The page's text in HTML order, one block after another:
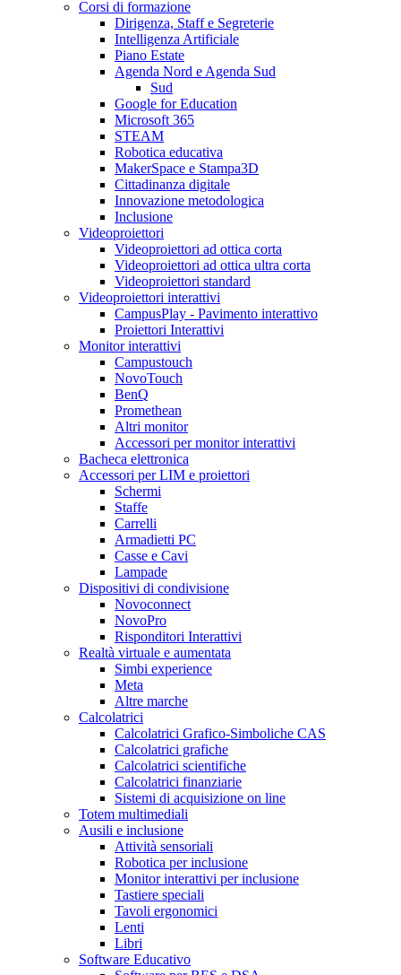
Corsi di formazione
Dirigenza, Staff e Segreterie
Intelligenza Artificiale
Piano Estate
Agenda Nord e Agenda Sud
Sud
Google for Education
Microsoft 365
STEAM
Robotica educativa
MakerSpace e Stampa3D
Cittadinanza digitale
Innovazione metodologica
Inclusione
Videoproiettori
Videoproiettori ad ottica corta
Videoproiettori ad ottica ultra corta
Videoproiettori standard
Videoproiettori interattivi
CampusPlay - Pavimento interattivo
Proiettori Interattivi
Monitor interattivi
Campustouch
NovoTouch
BenQ
Promethean
Altri monitor
Accessori per monitor interattivi
Bacheca elettronica
Accessori per LIM e proiettori
Schermi
Staffe
Carrelli
Armadietti PC
Casse e Cavi
Lampade
Dispositivi di condivisione
Novoconnect
NovoPro
Risponditori Interattivi
Realtà virtuale e aumentata
Simbi experience
Meta
Altre marche
Calcolatrici
Calcolatrici Grafico-Simboliche CAS
Calcolatrici grafiche
Calcolatrici scientifiche
Calcolatrici finanziarie
Sistemi di acquisizione on line
Totem multimediali
Ausili e inclusione
Attività sensoriali
Robotica per inclusione
Monitor interattivi per inclusione
Tastiere speciali
Tavoli ergonomici
Lenti
Libri
Software Educativo